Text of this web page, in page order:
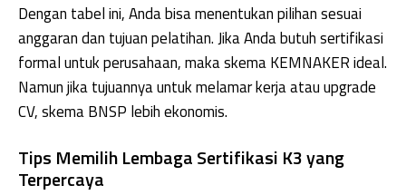
Dengan tabel ini, Anda bisa menentukan pilihan sesuai
anggaran dan tujuan pelatihan. Jika Anda butuh sertifikasi
formal untuk perusahaan, maka skema KEMNAKER ideal.
Namun jika tujuannya untuk melamar kerja atau upgrade
CV, skema BNSP lebih ekonomis.
Tips Memilih Lembaga Sertifikasi K3 yang
Terpercaya